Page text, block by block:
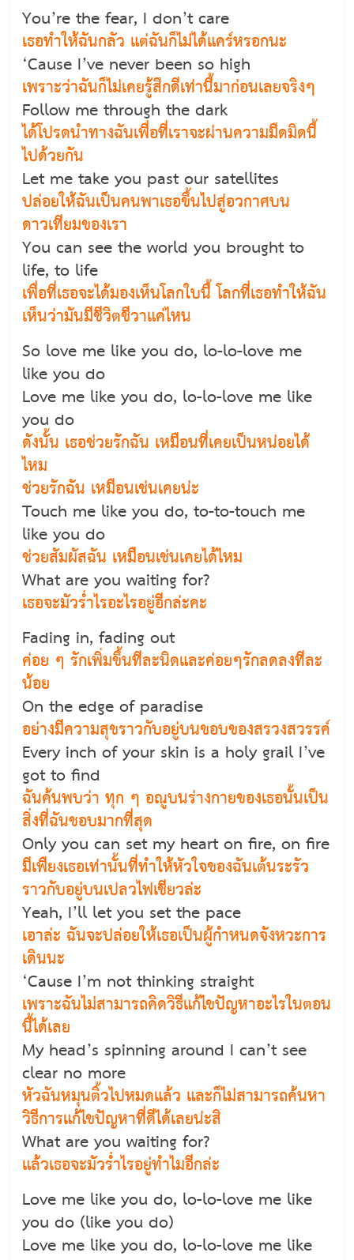
You’re the fear, I don’t care
เธอทำให้ฉันกลัว แต่ฉันก็ไม่ได้แคร์หรอกนะ
‘Cause I’ve never been so high
เพราะว่าฉันก็ไม่เคยรู้สึกดีเท่านี้มาก่อนเลยจริงๆ
Follow me through the dark
ได้โปรดนำทางฉันเพื่อที่เราจะผ่านความมืดมิดนี้
ไปด้วยกัน
Let me take you past our satellites
ปล่อยให้ฉันเป็นคนพาเธอขึ้นไปสู่อวกาศบน
ดาวเทียมของเรา
You can see the world you brought to
life, to life
เพื่อที่เธอจะได้มองเห็นโลกใบนี้ โลกที่เธอทำให้ฉัน
เห็นว่ามันมีชีวิตชีวาแค่ไหน
So love me like you do, lo-lo-love me
like you do
Love me like you do, lo-lo-love me like
you do
ดังนั้น เธอช่วยรักฉัน เหมือนที่เคยเป็นหน่อยได้
ไหม
ช่วยรักฉัน เหมือนเช่นเคยน่ะ
Touch me like you do, to-to-touch me
like you do
ช่วยสัมผัสฉัน เหมือนเช่นเคยได้ไหม
What are you waiting for?
เธอจะมัวร่ำไรอะไรอยู่อีกล่ะคะ
Fading in, fading out
ค่อย ๆ รักเพิ่มขึ้นทีละนิดและค่อยๆรักลดลงทีละ
น้อย
On the edge of paradise
อย่างมีความสุขราวกับอยู่บนขอบของสรวงสวรรค์
Every inch of your skin is a holy grail I’ve
got to find
ฉันค้นพบว่า ทุก ๆ อณูบนร่างกายของเธอนั้นเป็น
สิ่งที่ฉันชอบมากที่สุด
Only you can set my heart on fire, on fire
มีเพืยงเธอเท่านั้นที่ทำให้หัวใจของฉันเต้นระรัว
ราวกับอยู่บนเปลวไฟเชียวล่ะ
Yeah, I’ll let you set the pace
เอาล่ะ ฉันจะปล่อยให้เธอเป็นผู้กำหนดจังหวะการ
เดินนะ
‘Cause I’m not thinking straight
เพราะฉันไม่สามารถคิดวิธีแก้ไขปัญหาอะไรในตอน
นี้ได้เลย
My head’s spinning around I can’t see
clear no more
หัวฉันหมุนติ้วไปหมดแล้ว และก็ไม่สามารถค้นหา
วิธีการแก้ไขปัญหาที่ดีได้เลยน่ะสิ
What are you waiting for?
แล้วเธอจะมัวร่ำไรอยู่ทำไมอีกล่ะ
Love me like you do, lo-lo-love me like
you do (like you do)
Love me like you do, lo-lo-love me like